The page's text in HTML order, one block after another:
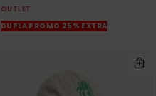
OUTLET
DUPLA PROMO 25% EXTRA